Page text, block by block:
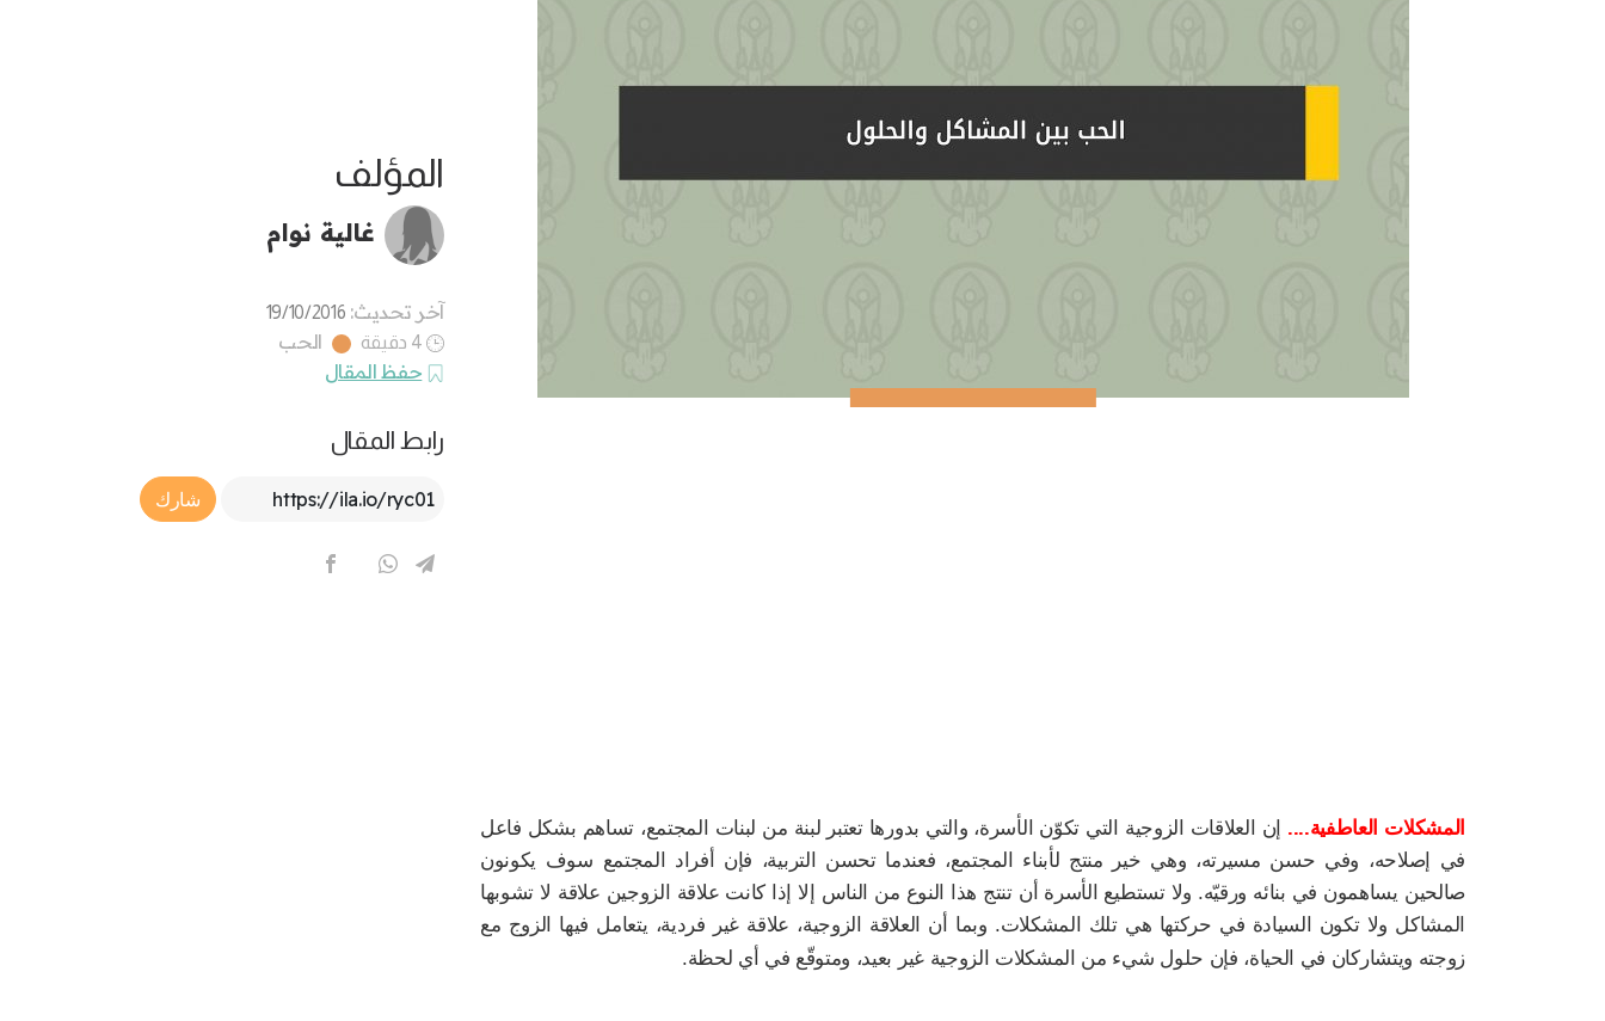
المشكلات العاطفية.... إن العلاقات الزوجية التي تكوّن الأسرة، والتي بدورها تعتبر لبنة من لبنات المجتمع، تساهم بشكل فاعل
في إصلاحه، وفي حسن مسيرته، وهي خير منتج لأبناء المجتمع، فعندما تحسن التربية، فإن أفراد المجتمع سوف يكونون
صالحين يساهمون في بنائه ورقيّه. ولا تستطيع الأسرة أن تنتج هذا النوع من الناس إلا إذا كانت علاقة الزوجين علاقة لا تشوبها
المشاكل ولا تكون السيادة في حركتها هي تلك المشكلات. وبما أن العلاقة الزوجية، علاقة غير فردية، يتعامل فيها الزوج مع
زوجته ويتشاركان في الحياة، فإن حلول شيء من المشكلات الزوجية غير بعيد، ومتوقّع في أي لحظة.
المؤلف
غالية نوام
آخر تحديث: 19/10/2016
4 دقيقة
الحب
حفظ المقال
رابط المقال
Article Link
شارك